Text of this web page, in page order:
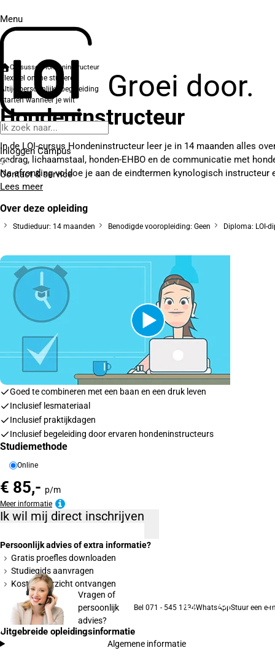
Menu
Groei door.
Inloggen Campus
Contact& service
Cursussen Hondeninstructeur
Flexibel online studeren
Altijd persoonlijke begeleiding
Starten wanneer je wilt
Hondeninstructeur
In de LOI-cursus Hondeninstructeur leer je in 14 maanden alles
gedrag, lichaamstaal, honden-EHBO en de communicatie met
Na afronding voldoe je aan de eindtermen kynologisch instructeur
Lees meer
Over deze opleiding
Studieduur: 14 maanden Benodigde vooropleiding: Geen Diploma: LOI-
Goed te combineren met een baan en een druk leven
Inclusief lesmateriaal
Inclusief praktijkdagen
Inclusief begeleiding door ervaren hondeninstructeurs
Studiemethode
Online
€ 85,- p/m
Meer informatie
Ik wil mij direct inschrijven
Persoonlijk advies of extra informatie?
Gratis proefles downloaden
Studiegids aanvragen
Kostenoverzicht ontvangen
Vragen of
persoonlijk
advies?
Bel 071 - 545 1234WhatsAppStuur een e-
Uitgebreide opleidingsinformatie
Algemene informatie